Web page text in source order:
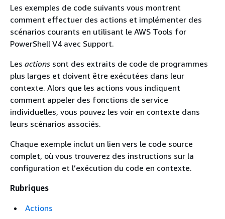
Les exemples de code suivants vous montrent
comment effectuer des actions et implémenter des
scénarios courants en utilisant le AWS Tools for
PowerShell V4 avec Support.
Les actions sont des extraits de code de programmes
plus larges et doivent être exécutées dans leur
contexte. Alors que les actions vous indiquent
comment appeler des fonctions de service
individuelles, vous pouvez les voir en contexte dans
leurs scénarios associés.
Chaque exemple inclut un lien vers le code source
complet, où vous trouverez des instructions sur la
configuration et l’exécution du code en contexte.
Rubriques
Actions